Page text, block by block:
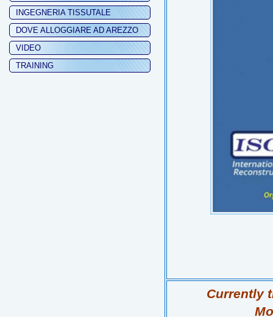
INGEGNERIA TISSUTALE
DOVE ALLOGGIARE AD AREZZO
VIDEO
TRAINING
Currently